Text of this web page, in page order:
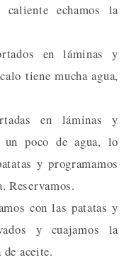
echamos la
en láminas y
tiene mucha agua,
en láminas y
un poco de agua, lo
y programamos
Reservamos.
con las patatas y
y cuajamos la
aceite.